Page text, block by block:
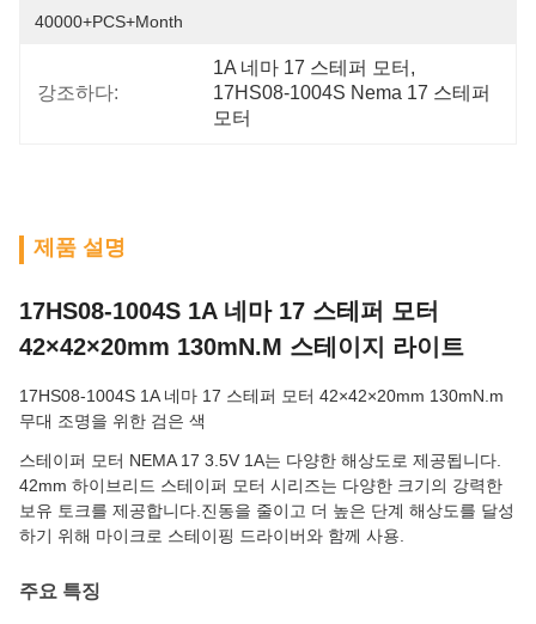
40000+PCS+Month
강조하다:
1A 네마 17 스테퍼 모터 ,
17HS08-1004S Nema 17 스테퍼
모터
제품 설명
17HS08-1004S 1A 네마 17 스테퍼 모터
42×42×20mm 130mN.M 스테이지 라이트
17HS08-1004S 1A 네마 17 스테퍼 모터 42×42×20mm 130mN.m
무대 조명을 위한 검은 색
스테이퍼 모터 NEMA 17 3.5V 1A는 다양한 해상도로 제공됩니다.
42mm 하이브리드 스테이퍼 모터 시리즈는 다양한 크기의 강력한
보유 토크를 제공합니다.진동을 줄이고 더 높은 단계 해상도를 달성
하기 위해 마이크로 스테이핑 드라이버와 함께 사용.
주요 특징